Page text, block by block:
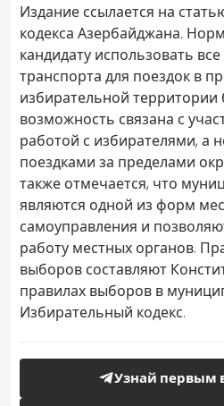
Издание ссылается на
кодекса Азербайджана.
кандидату использовать
транспорта для поездок в
избирательной территории
возможность связана с
работой с избирателями, а
поездками за пределами
также отмечается, что
являются одной из форм
самоуправления и
работу местных органов.
выборов составляют
правилах выборов в
Избирательный кодекс.
Узнай первым